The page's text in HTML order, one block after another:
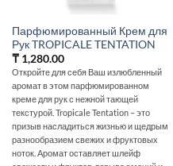
Парфюмированный Крем для
Рук TROPICALE TENTATION
₸1,280.00
Откройте для себя Ваш излюбленный
аромат в этом парфюмированном
креме для рук с нежной тающей
текстурой. Tropicale Tentation – это
призыв насладиться жизнью и щедрым
разнообразием свежих и фруктовых
ноток. Аромат оставляет шлейф